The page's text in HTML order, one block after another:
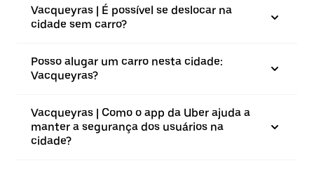
Vacqueyras | É possível se deslocar na
cidade sem carro?
Posso alugar um carro nesta cidade:
Vacqueyras?
Vacqueyras | Como o app da Uber ajuda a
manter a segurança dos usuários na
cidade?